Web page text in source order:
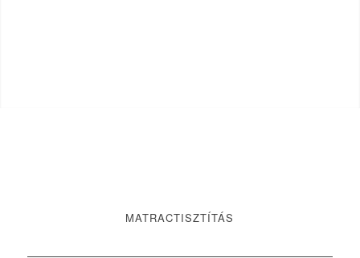
MATRACTISZTÍTÁS